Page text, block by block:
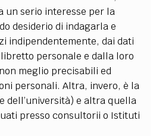
un serio interesse per la
desiderio di indagarla e
indipendentemente, dai dati
personale e dalla loro
meglio precisabili ed
personali. Altra, invero, è la
dell’università) e altra quella
presso consultorii o Istituti